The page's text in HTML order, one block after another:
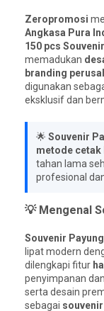
Zeropromosi
Angkasa Pura
150 pcs
memadukan
branding
digunakan
eksklusif dan
🌟 Souvenir
metode cetak
tahan lama
profesional
💡 Mengenal
Souvenir
lipat modern
dilengkapi fitur
penyimpanan
serta desain
sebagai